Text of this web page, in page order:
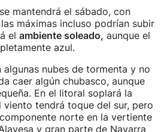
mantendrá el sábado, con
máximas incluso podrían subir
el ambiente soleado, aunque el
azul.
nubes de tormenta y no
caer algún chubasco, aunque
En el litoral soplará la
viento tendrá toque del sur, pero
norte en la vertiente
y gran parte de Navarra